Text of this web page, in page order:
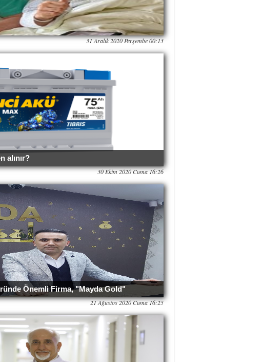
31 Aralık 2020 Perşembe 00:13
alınır?
30 Ekim 2020 Cuma 16:26
Önemli Firma, "Mayda Gold"
21 Ağustos 2020 Cuma 16:25